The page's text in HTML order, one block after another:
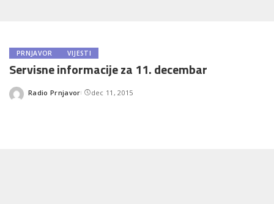
PRNJAVOR VIJESTI
Servisne informacije za 11. decembar
Posted
Radio Prnjavor dec 11, 2015